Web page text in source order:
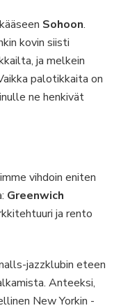
Sohoon.
kovin siisti
ja melkein
palotikkaita on
ne henkivät
vihdoin eniten
Greenwich
ja rento
jazzklubin eteen
Anteeksi,
New Yorkin -